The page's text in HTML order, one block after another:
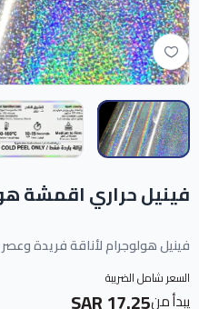
فينيل حراري اقمشة
فينيل هولوجرام لأناقة فريدة
السعر شامل الضريبة
يبدأ من17.25 SAR